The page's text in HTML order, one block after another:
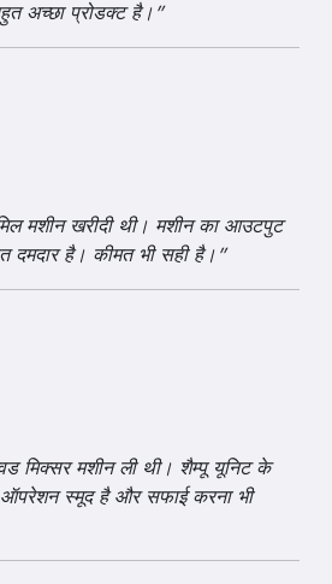
अच्छा प्रोडक्ट है।”
मशीन खरीदी थी। मशीन का आउटपुट
दमदार है। कीमत भी सही है।”
मिक्सर मशीन ली थी। शैम्पू यूनिट के
स्मूद है और सफाई करना भी